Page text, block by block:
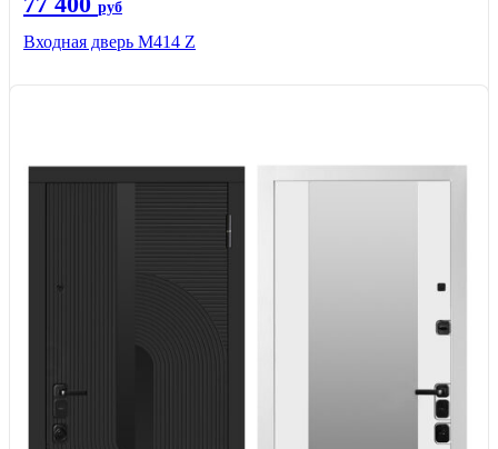
руб
Входная дверь М414 Z